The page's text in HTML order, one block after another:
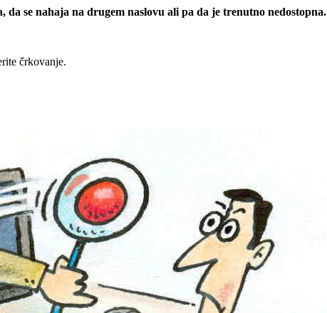
se nahaja na drugem naslovu ali pa da je trenutno nedostopna.
črkovanje.